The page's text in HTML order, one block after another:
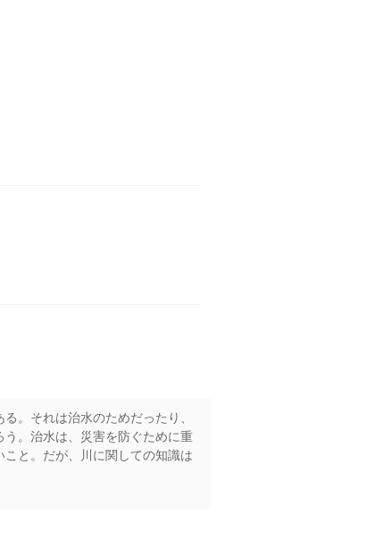
。それは治水のためだったり、
。治水は、災害を防ぐために重
と。だが、川に関しての知識は